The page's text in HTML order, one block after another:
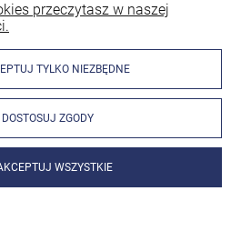
przeczytasz w naszej
TYLKO NIEZBĘDNE
DOSTOSUJ ZGODY
WSZYSTKIE